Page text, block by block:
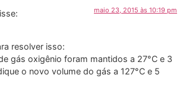
maio 23, 2015 às 10:19 pm
resolver isso:
gás oxigênio foram mantidos a 27°C e 3
o novo volume do gás a 127°C e 5